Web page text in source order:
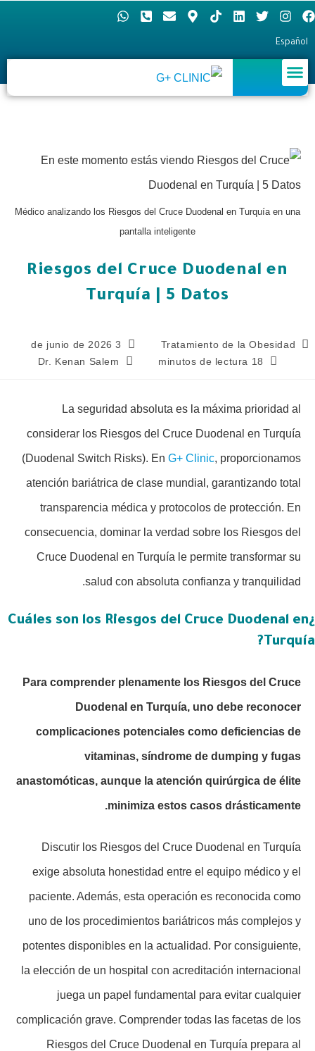
Español
Médico analizando los Riesgos del Cruce Duodenal en Turquía en una
pantalla inteligente
Riesgos del Cruce Duodenal en
Turquía | 5 Datos
Tratamiento de la Obesidad
3 de junio de 2026
18 minutos de lectura
Dr. Kenan Salem
La seguridad absoluta es la máxima prioridad al
considerar los Riesgos del Cruce Duodenal en Turquía
(Duodenal Switch Risks). En G+ Clinic, proporcionamos
atención bariátrica de clase mundial, garantizando total
transparencia médica y protocolos de protección. En
consecuencia, dominar la verdad sobre los Riesgos del
Cruce Duodenal en Turquía le permite transformar su
salud con absoluta confianza y tranquilidad.
¿Cuáles son los Riesgos del Cruce Duodenal en
Turquía?
Para comprender plenamente los Riesgos del Cruce
Duodenal en Turquía, uno debe reconocer
complicaciones potenciales como deficiencias de
vitaminas, síndrome de dumping y fugas
anastomóticas, aunque la atención quirúrgica de élite
minimiza estos casos drásticamente.
Discutir los Riesgos del Cruce Duodenal en Turquía
exige absoluta honestidad entre el equipo médico y el
paciente. Además, esta operación es reconocida como
uno de los procedimientos bariátricos más complejos y
potentes disponibles en la actualidad. Por consiguiente,
la elección de un hospital con acreditación internacional
juega un papel fundamental para evitar cualquier
complicación grave. Comprender todas las facetas de los
Riesgos del Cruce Duodenal en Turquía prepara al